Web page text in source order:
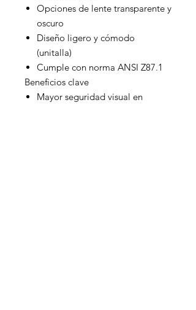
Opciones de lente transparente y
oscuro
Diseño ligero y cómodo
(unitalla)
Cumple con norma ANSI Z87.1
Beneficios clave
Mayor seguridad visual en